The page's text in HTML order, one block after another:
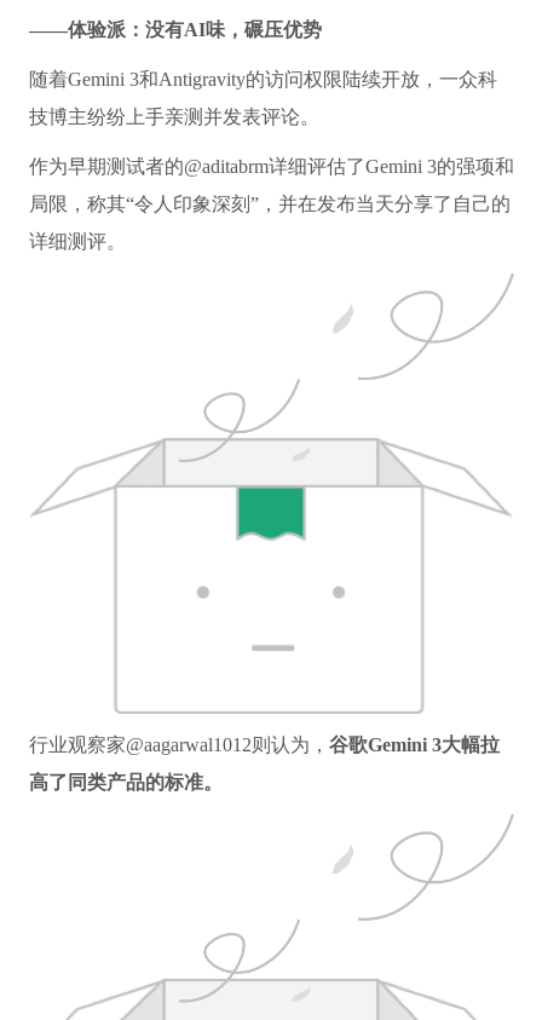
——体验派：没有AI味，碾压优势
随着Gemini 3和Antigravity的访问权限陆续开放，一众科
技博主纷纷上手亲测并发表评论。
作为早期测试者的@aditabrm详细评估了Gemini 3的强项和
局限，称其“令人印象深刻”，并在发布当天分享了自己的
详细测评。
行业观察家@aagarwal1012则认为， 谷歌Gemini 3大幅拉
高了同类产品的标准。